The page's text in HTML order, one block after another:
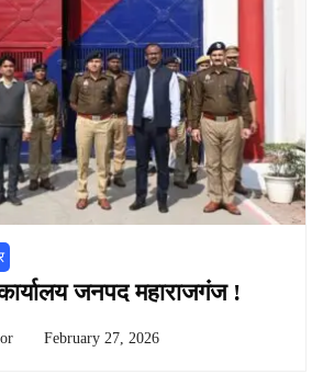
जनपद महाराजगंज !
February 27, 2026